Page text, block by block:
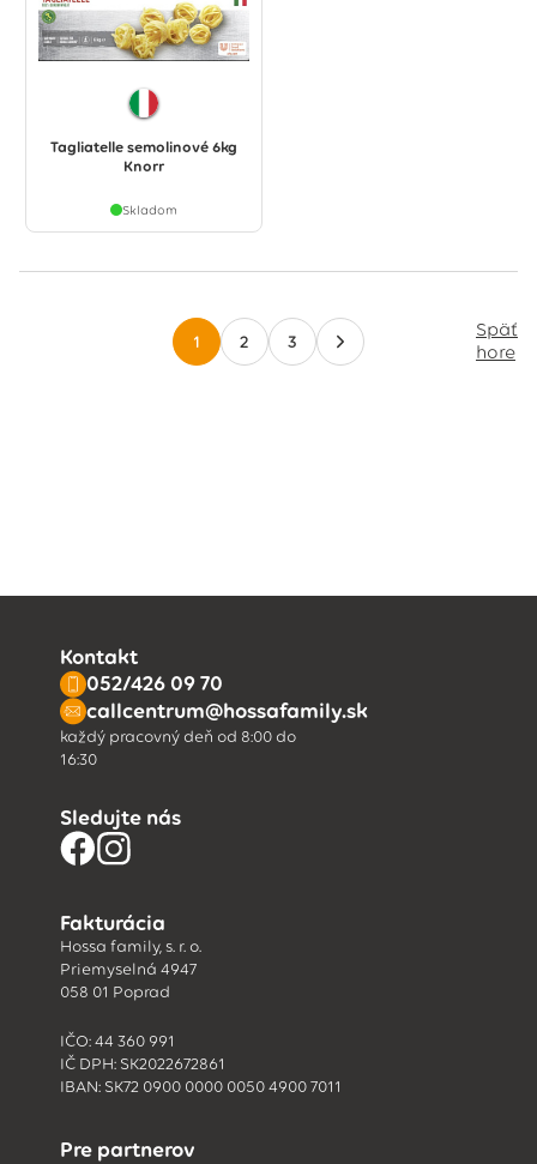
Tagliatelle semolinové 6kg
Knorr
Skladom
1 2 3
Späť
hore
Kontakt
052/426 09 70
callcentrum@hossafamily.sk
každý pracovný deň od 8:00 do
16:30
Sledujte nás
Fakturácia
Hossa family, s. r. o.
Priemyselná 4947
058 01 Poprad
IČO: 44 360 991
IČ DPH: SK2022672861
IBAN: SK72 0900 0000 0050 4900 7011
Pre partnerov